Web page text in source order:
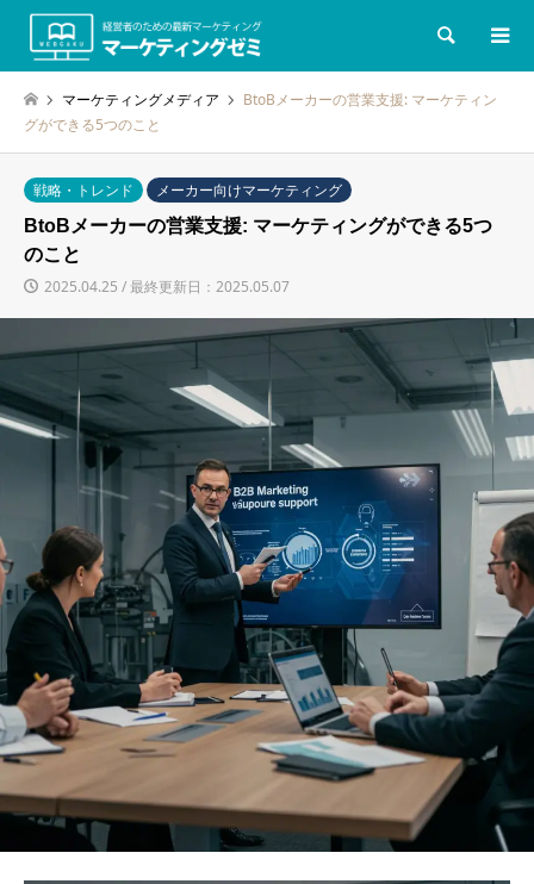
検索
マーケティングメディア
BtoBメーカーの営業支援: マーケティン
グができる5つのこと
戦略・トレンド
メーカー向けマーケティング
BtoBメーカーの営業支援: マーケティングができる5つ
のこと
2025.04.25 / 最終更新日：2025.05.07